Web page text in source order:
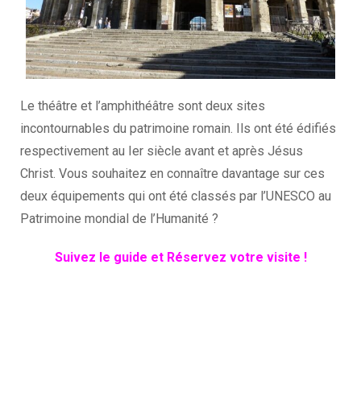
Le théâtre et l’amphithéâtre sont deux sites
incontournables du patrimoine romain. Ils ont été édifiés
respectivement au Ier siècle avant et après Jésus
Christ. Vous souhaitez en connaître davantage sur ces
deux équipements qui ont été classés par l’UNESCO au
Patrimoine mondial de l’Humanité ?
Suivez le guide et Réservez votre visite !